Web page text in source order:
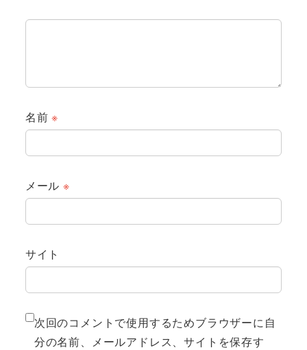
名前※
メール ※
サイト
次回のコメントで使用するためブラウザーに自
分の名前、メールアドレス、サイトを保存す